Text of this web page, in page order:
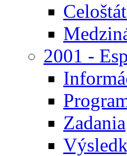
2001 -
Zadania